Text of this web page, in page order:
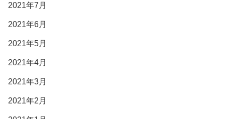
2021年7月
2021年6月
2021年5月
2021年4月
2021年3月
2021年2月